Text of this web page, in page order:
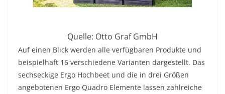
Quelle: Otto Graf GmbH
Auf einen Blick werden alle verfügbaren Produkte und
beispielhaft 16 verschiedene Varianten dargestellt. Das
sechseckige Ergo Hochbeet und die in drei Größen
angebotenen Ergo Quadro Elemente lassen zahlreiche